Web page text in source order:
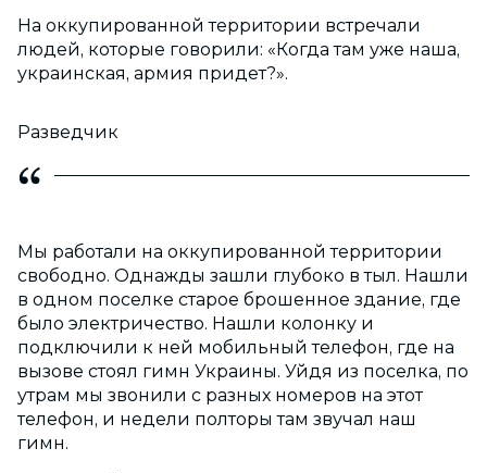
На оккупированной территории встречали
людей, которые говорили: «Когда там уже наша,
украинская, армия придет?».
Разведчик
Мы работали на оккупированной территории
свободно. Однажды зашли глубоко в тыл. Нашли
в одном поселке старое брошенное здание, где
было электричество. Нашли колонку и
подключили к ней мобильный телефон, где на
вызове стоял гимн Украины. Уйдя из поселка, по
утрам мы звонили с разных номеров на этот
телефон, и недели полторы там звучал наш
гимн.